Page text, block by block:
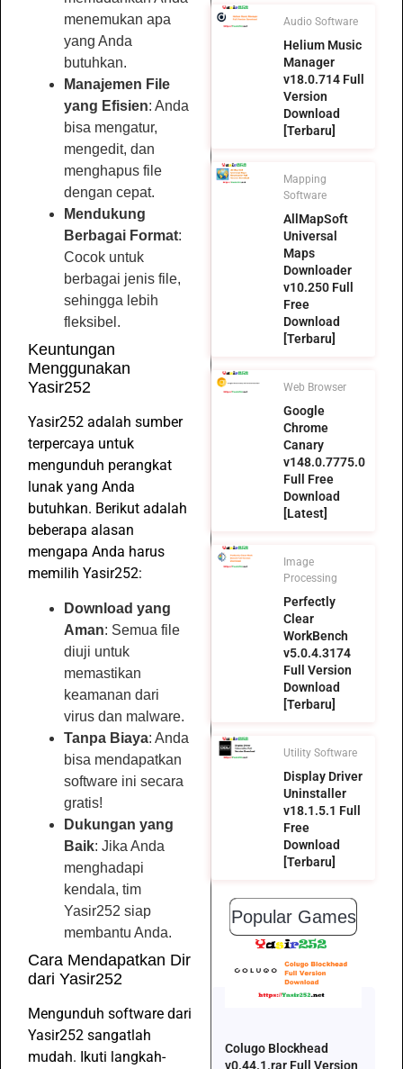
menemukan apa
yang Anda
butuhkan.
Manajemen File
yang Efisien: Anda
bisa mengatur,
mengedit, dan
menghapus file
dengan cepat.
Mendukung
Berbagai Format:
Cocok untuk
berbagai jenis file,
sehingga lebih
fleksibel.
Keuntungan
Menggunakan
Yasir252
Yasir252 adalah sumber
terpercaya untuk
mengunduh perangkat
lunak yang Anda
butuhkan. Berikut adalah
beberapa alasan
mengapa Anda harus
memilih Yasir252:
Download yang
Aman: Semua file
diuji untuk
memastikan
keamanan dari
virus dan malware.
Tanpa Biaya: Anda
bisa mendapatkan
software ini secara
gratis!
Dukungan yang
Baik: Jika Anda
menghadapi
kendala, tim
Yasir252 siap
membantu Anda.
Cara Mendapatkan Dir
dari Yasir252
Mengunduh software dari
Yasir252 sangatlah
mudah. Ikuti langkah-
Audio Software
Helium Music
Manager
v18.0.714 Full
Version
Download
[Terbaru]
Mapping
Software
AllMapSoft
Universal
Maps
Downloader
v10.250 Full
Free
Download
[Terbaru]
Web Browser
Google
Chrome
Canary
v148.0.7775.0
Full Free
Download
[Latest]
Image
Processing
Perfectly
Clear
WorkBench
v5.0.4.3174
Full Version
Download
[Terbaru]
Utility Software
Display Driver
Uninstaller
v18.1.5.1 Full
Free
Download
[Terbaru]
Popular Games
Colugo Blockhead
v0.44.1.rar Full Version